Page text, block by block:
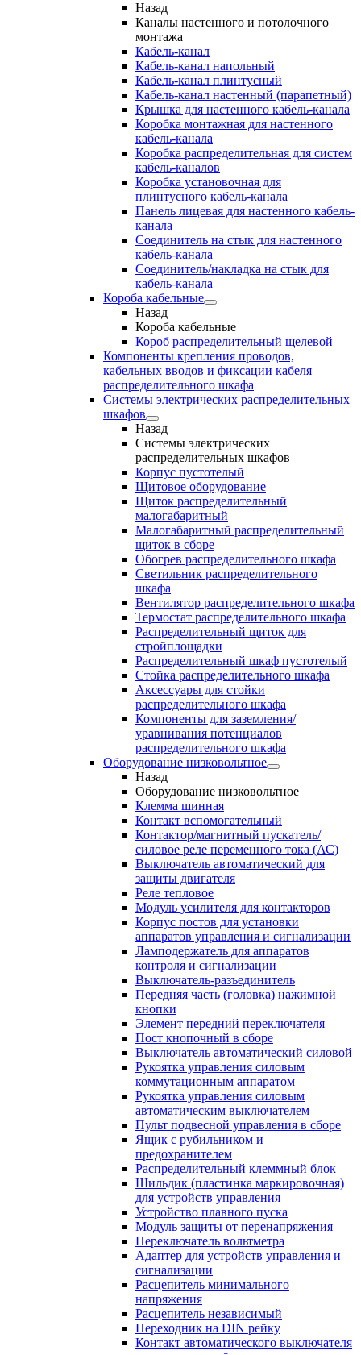
Назад
Каналы настенного и потолочного
монтажа
Кабель-канал
Кабель-канал напольный
Кабель-канал плинтусный
Кабель-канал настенный (парапетный)
Крышка для настенного кабель-канала
Коробка монтажная для настенного
кабель-канала
Коробка распределительная для систем
кабель-каналов
Коробка установочная для
плинтусного кабель-канала
Панель лицевая для настенного кабель-
канала
Соединитель на стык для настенного
кабель-канала
Соединитель/накладка на стык для
кабель-канала
Короба кабельные
Назад
Короба кабельные
Короб распределительный щелевой
Компоненты крепления проводов,
кабельных вводов и фиксации кабеля
распределительного шкафа
Системы электрических распределительных
шкафов
Назад
Системы электрических
распределительных шкафов
Корпус пустотелый
Щитовое оборудование
Щиток распределительный
малогабаритный
Малогабаритный распределительный
щиток в сборе
Обогрев распределительного шкафа
Светильник распределительного
шкафа
Вентилятор распределительного шкафа
Термостат распределительного шкафа
Распределительный щиток для
стройплощадки
Распределительный шкаф пустотелый
Стойка распределительного шкафа
Аксессуары для стойки
распределительного шкафа
Компоненты для заземления/
уравнивания потенциалов
распределительного шкафа
Оборудование низковольтное
Назад
Оборудование низковольтное
Клемма шинная
Контакт вспомогательный
Контактор/магнитный пускатель/
силовое реле переменного тока (АС)
Выключатель автоматический для
защиты двигателя
Реле тепловое
Модуль усилителя для контакторов
Корпус постов для установки
аппаратов управления и сигнализации
Ламподержатель для аппаратов
контроля и сигнализации
Выключатель-разъединитель
Передняя часть (головка) нажимной
кнопки
Элемент передний переключателя
Пост кнопочный в сборе
Выключатель автоматический силовой
Рукоятка управления силовым
коммутационным аппаратом
Рукоятка управления силовым
автоматическим выключателем
Пульт подвесной управления в сборе
Ящик с рубильником и
предохранителем
Распределительный клеммный блок
Шильдик (пластинка маркировочная)
для устройств управления
Устройство плавного пуска
Модуль защиты от перенапряжения
Переключатель вольтметра
Адаптер для устройств управления и
сигнализации
Расцепитель минимального
напряжения
Расцепитель независимый
Переходник на DIN рейку
Контакт автоматического выключателя